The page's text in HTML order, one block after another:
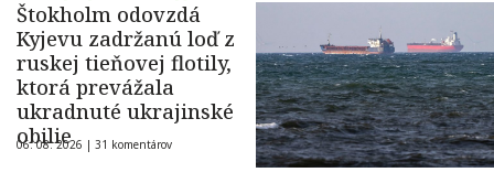
Štokholm odovzdá
Kyjevu zadržanú loď z
ruskej tieňovej flotily,
ktorá prevážala
ukradnuté ukrajinské
obilie
06. 08. 2026 | 31 komentárov